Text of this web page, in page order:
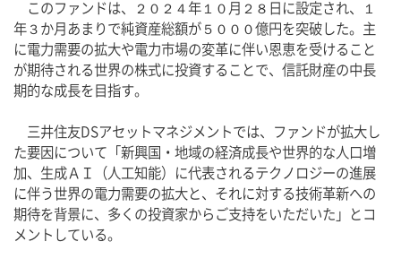
このファンドは、２０２４年１０月２８日に設定され、１
年３か月あまりで純資産総額が５０００億円を突破した。主
に電力需要の拡大や電力市場の変革に伴い恩恵を受けること
が期待される世界の株式に投資することで、信託財産の中長
期的な成長を目指す。
三井住友DSアセットマネジメントでは、ファンドが拡大し
た要因について「新興国・地域の経済成長や世界的な人口増
加、生成ＡＩ（人工知能）に代表されるテクノロジーの進展
に伴う世界の電力需要の拡大と、それに対する技術革新への
期待を背景に、多くの投資家からご支持をいただいた」とコ
メントしている。